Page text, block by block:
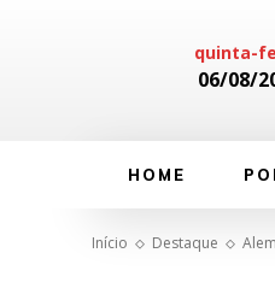
quinta-
06/08/
HOME
Início Destaque